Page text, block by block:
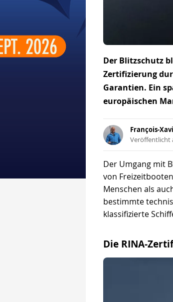
Der Blitzschutz
Zertifizierung
Garantien. Ein
europäischen
François-
Veröffentlicht
Der Umgang mit
von
Menschen als
bestimmte
klassifizierte
Die RINA-